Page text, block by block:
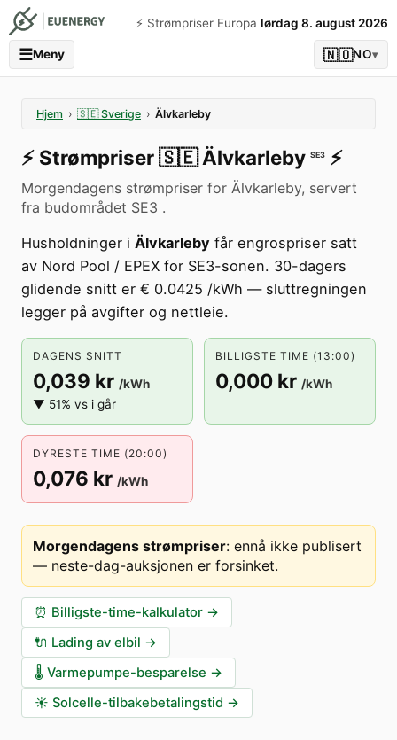
⚡️ Strømpriser Europa lørdag 8. august 2026
☰Meny 🇳🇴NO▾
Hjem › 🇸🇪 Sverige › Älvkarleby
⚡️ Strømpriser🇸🇪 Älvkarleby SE3 ⚡️
Morgendagens strømpriser for Älvkarleby, servert
fra budområdet SE3 .
Husholdninger i Älvkarleby får engrospriser satt
av Nord Pool / EPEX for SE3-sonen. 30-dagers
glidende snitt er € 0.0425 /kWh — sluttregningen
legger på avgifter og nettleie.
DAGENS SNITT
0,039 kr /kWh
▼ 51% vs i går
BILLIGSTE TIME (13:00)
0,000 kr /kWh
DYRESTE TIME (20:00)
0,076 kr /kWh
Morgendagens strømpriser: ennå ikke publisert
— neste-dag-auksjonen er forsinket.
⏰ Billigste-time-kalkulator →
🔌 Lading av elbil →
🌡️ Varmepumpe-besparelse →
☀️ Solcelle-tilbakebetalingstid →